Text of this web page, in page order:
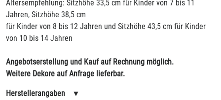
Altersempfehlung: Sitzhöhe 33,5 cm für Kinder von 7 bis 11
Jahren, Sitzhöhe 38,5 cm
für Kinder von 8 bis 12 Jahren und Sitzhöhe 43,5 cm für Kinder
von 10 bis 14 Jahren
Angebotserstellung und Kauf auf Rechnung möglich.
Weitere Dekore auf Anfrage lieferbar.
Herstellerangaben ▼